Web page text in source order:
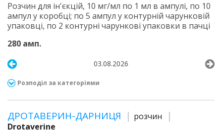
Розчин для ін'єкцій, 10 мг/мл по 1 мл в ампулі, по 10
ампул у коробці; по 5 ампул у контурній чарунковій
упаковці, по 2 контурні чарункові упаковки в пачці
280 амп.
03.08.2026
Розподіл за категоріями
ДРОТАВЕРИН-ДАРНИЦЯ
розчин
Drotaverine